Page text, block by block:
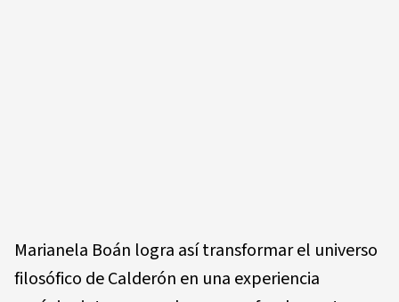
Marianela Boán logra así transformar el universo
filosófico de Calderón en una experiencia